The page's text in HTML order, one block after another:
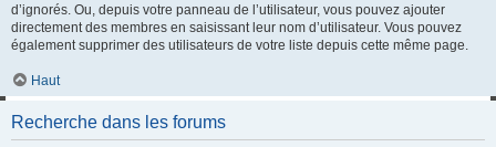
d’ignorés. Ou, depuis votre panneau de l’utilisateur, vous pouvez ajouter
directement des membres en saisissant leur nom d’utilisateur. Vous pouvez
également supprimer des utilisateurs de votre liste depuis cette même page.
Haut
Recherche dans les forums